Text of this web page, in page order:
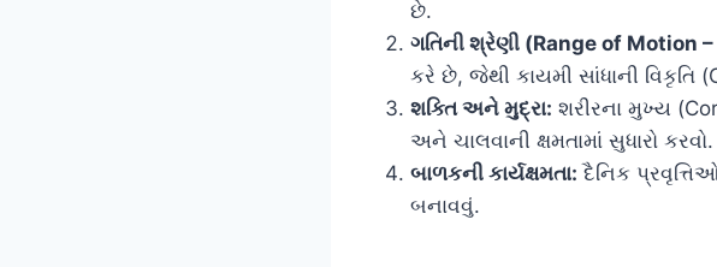
છે.
ગતિની શ્રેણી (Range of Motion
કરે છે, જેથી કાયમી સાંધાની વિકૃતિ
શક્તિ અને મુદ્રા: શરીરના મુખ્ય
અને ચાલવાની ક્ષમતામાં સુધારો કરવો.
બાળકની કાર્યક્ષમતા: દૈનિક
બનાવવું.